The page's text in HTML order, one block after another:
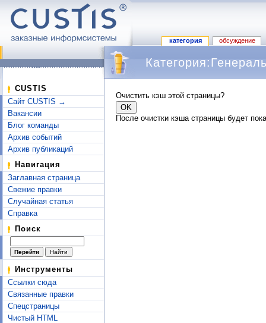
категория обсуждение
CUSTIS
Сайт CUSTIS →
Вакансии
Блог команды
Архив событий
Архив публикаций
Навигация
Заглавная страница
Свежие правки
Случайная статья
Справка
Поиск
Инструменты
Ссылки сюда
Связанные правки
Спецстраницы
Чистый HTML
Очистить кэш этой страницы?
После очистки кэша страницы будет